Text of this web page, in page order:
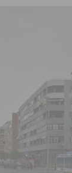
Andreu
alta gama
de seis programas